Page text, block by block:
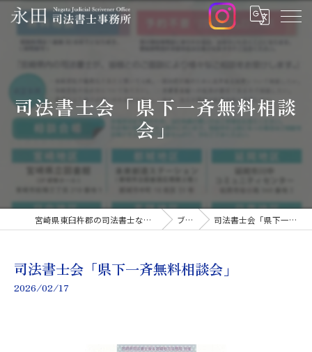
司法書士会「県下一斉無料相談
会」
宮崎県東臼杵郡の司法書士なら永田司法書士事務所 ブログ 司法書士会「県下一斉無料相談会」
司法書士会「県下一斉無料相談会」
2026/02/17